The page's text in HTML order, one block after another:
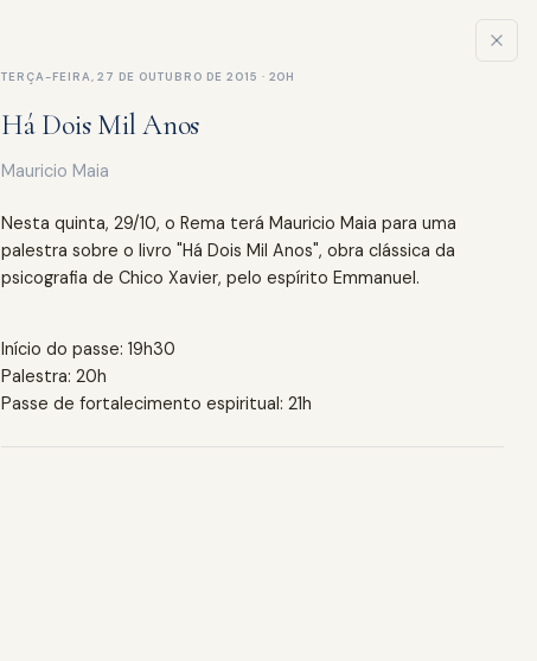
SEX SÁB
31 1
TERÇA-FEIRA, 27 DE OUTUBRO DE 2015 · 20H
Há Dois Mil Anos
Mauricio Maia
Nesta quinta, 29/10, o Rema terá Mauricio Maia para uma
palestra sobre o livro "Há Dois Mil Anos", obra clássica da
psicografia de Chico Xavier, pelo espírito Emmanuel.
Início do passe: 19h30
Palestra: 20h
Passe de fortalecimento espiritual: 21h